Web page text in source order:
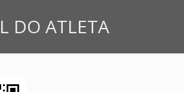
DO ATLETA